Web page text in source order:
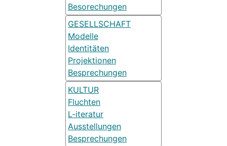
Besorechungen
GESELLSCHAFT
Modelle
Identitäten
Projektionen
Besprechungen
KULTUR
Fluchten
L-iteratur
Ausstellungen
Besprechungen